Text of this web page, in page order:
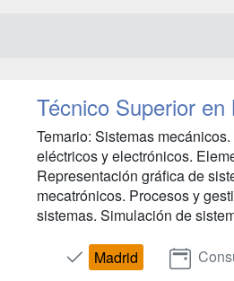
Técnico Superior
Temario: Sistemas
eléctricos y electrónicos.
Representación gráfica de
mecatrónicos. Procesos y
sistemas. Simulación de
Madrid